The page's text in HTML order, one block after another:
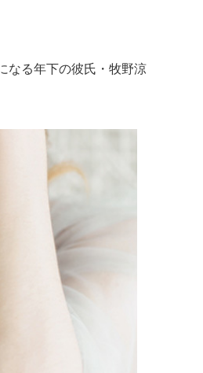
なる年下の彼氏・牧野涼